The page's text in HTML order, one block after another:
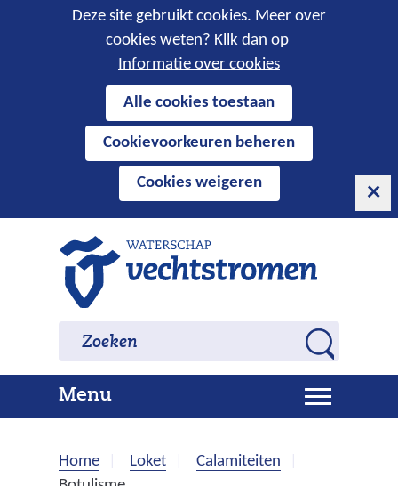
Cookies
toestaan?
Deze site gebruikt cookies. Meer over
cookies weten? Kllk dan op
Informatie over cookies
cookies
deze
website
worden
toegestaan
geweigerd.
Alle cookies toestaan
Cookievoorkeuren beheren
Cookies weigeren
naar
o
e
k
Zoeken Zoeken
MenuU
i
l
Home Loket
Calamiteiten